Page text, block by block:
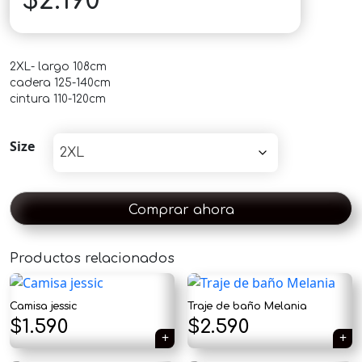
2XL- largo 108cm
cadera 125-140cm
cintura 110-120cm
Size
Comprar ahora
Productos relacionados
Camisa jessic
El
precio
$1.590El
precio
Traje de baño Melania
$2.590
×